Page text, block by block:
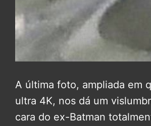
A última foto, ampliada em
ultra 4K, nos dá um
cara do ex-Batman